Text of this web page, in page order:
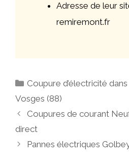
Adresse de leur
remiremont.fr
Catégories
Coupure d’électricité
Vosges (88)
Navigation
des
Coupures de courant
direct
Pannes électriques